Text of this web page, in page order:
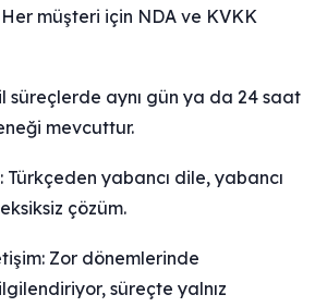
müşteri için NDA ve KVKK
süreçlerde aynı gün ya da 24 saat
mevcuttur.
Türkçeden yabancı dile, yabancı
çözüm.
Zor dönemlerinde
süreçte yalnız